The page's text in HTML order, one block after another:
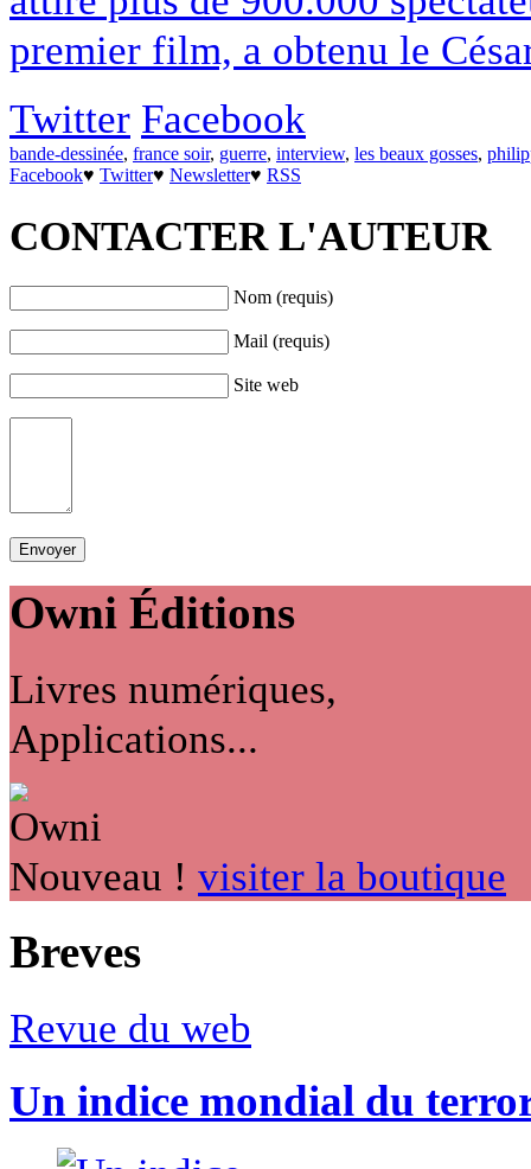
premier film, a obtenu le
Twitter Facebook
bande-dessinée, france soir, guerre, interview, les beaux gosses,
Facebook♥ Twitter♥ Newsletter♥ RSS
CONTACTER L'AUTEUR
Nom (requis)
Mail (requis)
Site web
Owni Éditions
Livres numériques,
Applications...
Nouveau ! visiter la boutique
Breves
Revue du web
Un indice mondial du